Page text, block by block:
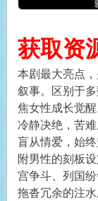
获取资
本剧最大亮点
叙事。区别于
焦女性成长觉
冷静决绝，苦
盲从情爱，始
附男性的刻板
宫争斗、列国
拖沓冗余的注